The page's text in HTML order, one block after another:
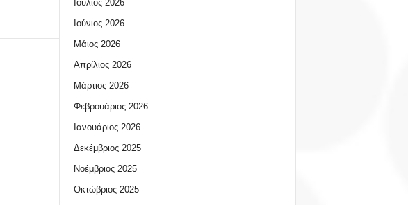
Ιούλιος 2026
Ιούνιος 2026
Μάιος 2026
Απρίλιος 2026
Μάρτιος 2026
Φεβρουάριος 2026
Ιανουάριος 2026
Δεκέμβριος 2025
Νοέμβριος 2025
Οκτώβριος 2025